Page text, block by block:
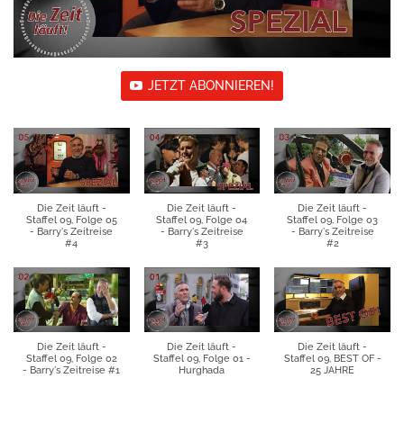
JETZT ABONNIEREN!
Die Zeit läuft -
Staffel 09, Folge 05
- Barry's Zeitreise
#4
Die Zeit läuft -
Staffel 09, Folge 04
- Barry's Zeitreise
#3
Die Zeit läuft -
Staffel 09, Folge 03
- Barry's Zeitreise
#2
Die Zeit läuft -
Staffel 09, Folge 02
- Barry's Zeitreise #1
Die Zeit läuft -
Staffel 09, Folge 01 -
Hurghada
Die Zeit läuft -
Staffel 09, BEST OF -
25 JAHRE